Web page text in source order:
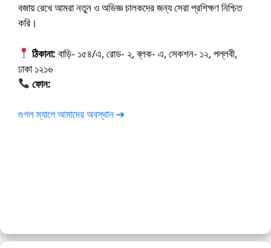
বজায় রেখে আমরা নতুন ও অভিজ্ঞ চালকদের জন্য সেরা প্রশিক্ষণ নিশ্চিত
করি।
ঠিকানা: বাড়ি- ১৫৪/এ, রোড- ২, ব্লক- এ, সেকশন- ১২, পল্লবী,
ঢাকা ১২১৬
ফোন:
গুগল ম্যাপে আমাদের অবস্থান ➔